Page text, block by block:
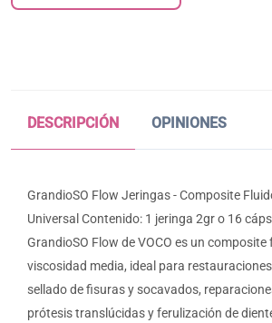
DESCRIPCIÓN OPINIONES
GrandioSO Flow Jeringas - Composite
Universal Contenido: 1 jeringa 2gr o 16
GrandioSO Flow de VOCO es un composite
viscosidad media, ideal para restauraciones
sellado de fisuras y socavados,
prótesis translúcidas y ferulización de